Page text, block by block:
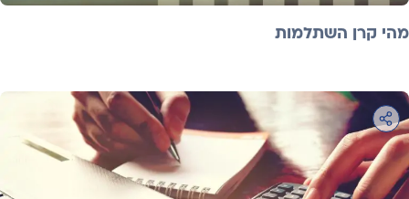
מהי קרן השתלמות